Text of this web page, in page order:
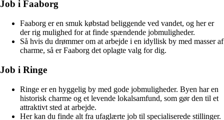
Job i Faaborg
Faaborg er en smuk købstad beliggende ved vandet, og her er
der rig mulighed for at finde spændende jobmuligheder.
Så hvis du drømmer om at arbejde i en idyllisk by med masser af
charme, så er Faaborg det oplagte valg for dig.
Job i Ringe
Ringe er en hyggelig by med gode jobmuligheder. Byen har en
historisk charme og et levende lokalsamfund, som gør den til et
attraktivt sted at arbejde.
Her kan du finde alt fra ufaglærte job til specialiserede stillinger.